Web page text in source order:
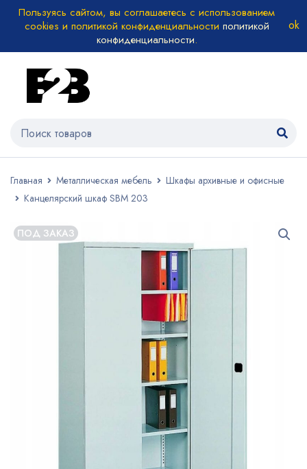
Пользуясь сайтом, вы соглашаетесь с использованием
cookies и политикой конфиденциальности политикой
конфиденциальности.
Главная Металлическая мебель
Шкафы архивные и офисные
Канцелярский шкаф SBM 203
ПОД ЗАКАЗ